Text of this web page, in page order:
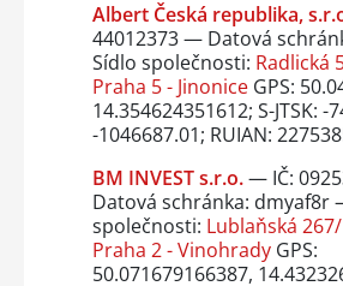
Albert Česká republika,
44012373 — Datová
Sídlo společnosti: Radlická
Praha 5 - JinoniceGPS:
14.354624351612; S-JTSK: -
-1046687.01; RUIAN:
BM INVEST s.r.o.— IČ:
Datová schránka: dmyaf8r
společnosti: Lublaňská
Praha 2 - VinohradyGPS:
50.071679166387,